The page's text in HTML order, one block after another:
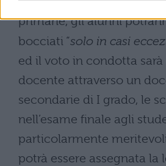
primarie, gli alunni
bocciati “solo in casi
ed il voto in condotta sarà
docente attraverso un
secondarie di I grado, le
nell’esame finale agli
particolarmente
potrà essere assegnata la